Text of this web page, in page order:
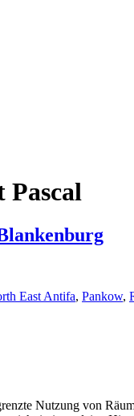
Pascal
East Antifa, Pankow,
Nutzung von